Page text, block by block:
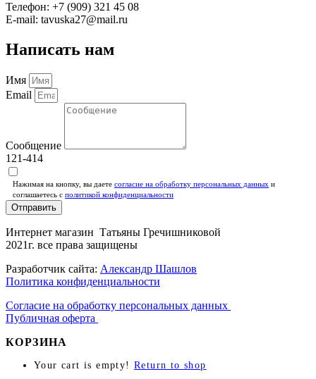
Телефон: +7 (909) 321 45 08
E-mail: tavuska27@mail.ru
Написать нам
Имя
Email
Сообщение
121-414
Нажимая на кнопку, вы даете согласие на обработку персональных данных и
соглашаетесь c политикой конфиденциальности
Отправить
Интернет магазин Татьяны Гречишниковой
2021г. все права защищены
Разработчик сайта: Александр Шашлов
Политика конфиденциальности
Согласие на обработку персональных данных
Публичная оферта
КОРЗИНА
Your cart is empty! Return to shop